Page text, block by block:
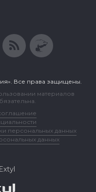
Все права защищены.
материалов
персональных данных
данных